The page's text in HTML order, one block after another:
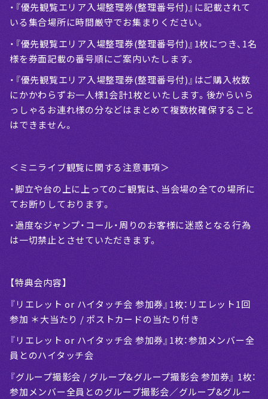
・『優先観覧エリア入場整理券(整理番号付)』に記載されて
いる集合場所に時間厳守でお集まりください。
・『優先観覧エリア入場整理券(整理番号付)』1枚につき、1名
様を券面記載の番号順にご案内いたします。
・『優先観覧エリア入場整理券(整理番号付)』はご購入枚数
にかかわらずお一人様1会計1枚といたします。後からいら
っしゃるお連れ様の分などはまとめて複数枚確保すること
はできません。
＜ミニライブ観覧に関する注意事項＞
・脚立や台の上に上ってのご観覧は、当会場の全ての場所に
てお断りしております。
・過度なジャンプ・コール・周りのお客様に迷惑となる行為
は一切禁止とさせていただきます。
【特典会内容】
『リエレット or ハイタッチ会 参加券』1枚：リエレット1回
参加 ＊大当たり / ポストカードの当たり付き
『リエレット or ハイタッチ会 参加券』1枚：参加メンバー全
員とのハイタッチ会
『グループ撮影会 / グループ&グループ撮影会 参加券』 1枚：
参加メンバー全員とのグループ撮影会／グループ&グルー